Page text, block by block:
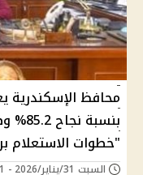
محافظ الإسكندرية
"خطوات الاستعلام
السبت 31/يناير/2026 - 01:31 م